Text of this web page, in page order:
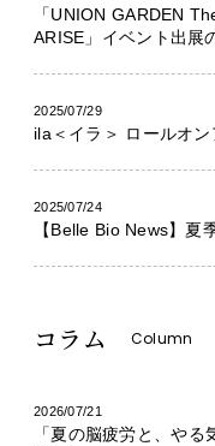
「UNION GARDEN
ARISE」イベント出展
2025/07/29
ila＜イラ＞ ロールオ
2025/07/24
【Belle Bio News】夏
コラム Column
2026/07/21
「夏の脳疲労と、や